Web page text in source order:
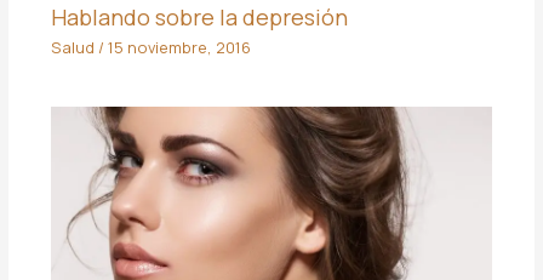
Hablando sobre la depresión
Salud / 15 noviembre, 2016